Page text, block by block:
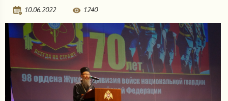
10.06.2022 1240